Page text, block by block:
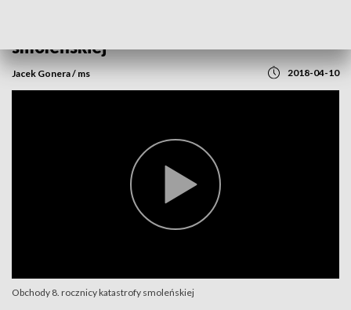
smoleńskiej
Jacek Gonera / ms 2018-04-10
Obchody 8. rocznicy katastrofy smoleńskiej